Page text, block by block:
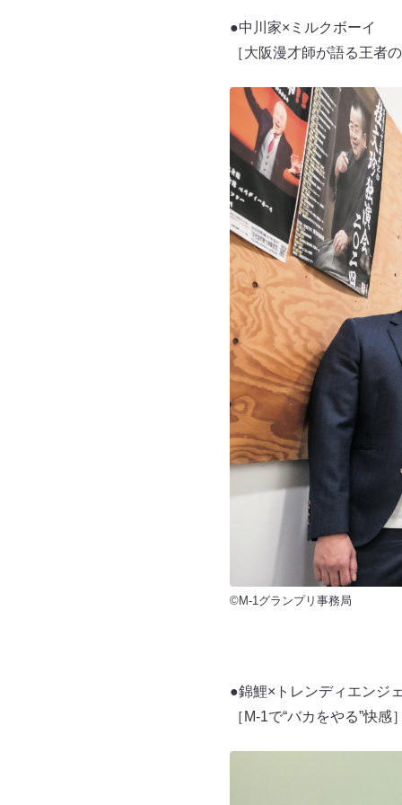
●中川家×ミルクボーイ
［大阪漫才師が語る王者
©M-1グランプリ事務局
●錦鯉×トレンディエンジ
［M-1で“バカをやる”快感